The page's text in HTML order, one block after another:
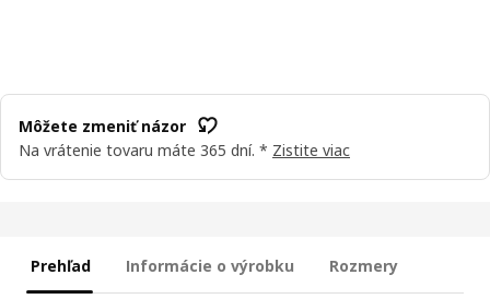
Môžete zmeniť názor
Na vrátenie tovaru máte 365 dní. * Zistite viac
Prehľad Informácie o výrobku Rozmery